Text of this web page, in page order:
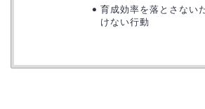
育成効率を落とさない
けない行動